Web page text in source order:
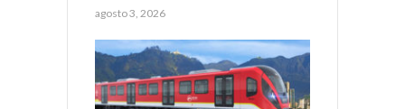
agosto 3, 2026